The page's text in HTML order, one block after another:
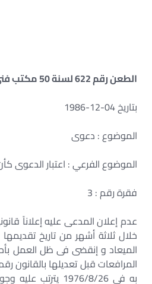
الطعن رقم 622 لسنة 50 مكتب فنى 37 صفحة رقم 935
بتاريخ 04-12-1986
الموضوع : دعوى
الموضوع الفرعي : اعتبار الدعوى
فقرة رقم : 3
عدم إعلان المدعى عليه إعلاناً
خلال ثلاثة أشهر من تاريخ
به فى 1976/8/26